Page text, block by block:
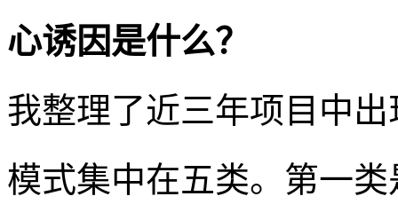
心诱因是什么？
我整理了近三年项目中
模式集中在五类。第一